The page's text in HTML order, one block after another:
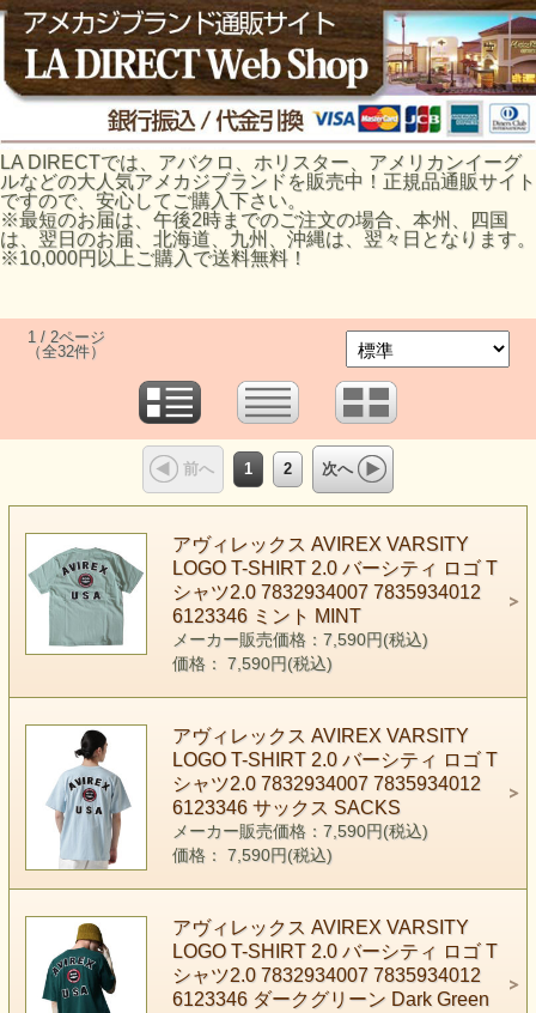
LA DIRECTでは、アバクロ、ホリスター、アメリカンイーグ
ルなどの大人気アメカジブランドを販売中！正規品通販サイト
ですので、安心してご購入下さい。
※最短のお届は、午後2時までのご注文の場合、本州、四国
は、翌日のお届、北海道、九州、沖縄は、翌々日となります。
※10,000円以上ご購入で送料無料！
1 / 2ページ
（全32件）
前へ 1 2 次へ
アヴィレックス AVIREX VARSITY
LOGO T-SHIRT 2.0 バーシティ ロゴ T
シャツ2.0 7832934007 7835934012
6123346 ミント MINT
メーカー販売価格：7,590円(税込)
価格： 7,590円(税込)
アヴィレックス AVIREX VARSITY
LOGO T-SHIRT 2.0 バーシティ ロゴ T
シャツ2.0 7832934007 7835934012
6123346 サックス SACKS
メーカー販売価格：7,590円(税込)
価格： 7,590円(税込)
アヴィレックス AVIREX VARSITY
LOGO T-SHIRT 2.0 バーシティ ロゴ T
シャツ2.0 7832934007 7835934012
6123346 ダークグリーン Dark Green